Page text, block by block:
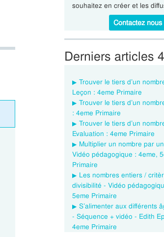
souhaitez en créer et les
Contactez nous
Derniers articles
Trouver le tiers d’un
Leçon : 4eme Primaire
Trouver le tiers d’un
: 4eme Primaire
Trouver le tiers d’un
Evaluation : 4eme Primaire
Multiplier un nombre par
Vidéo pédagogique : 4eme,
Primaire
Les nombres entiers /
divisibilité - Vidéo
5eme Primaire
S’alimenter aux différents
- Séquence + vidéo - Edith
4eme Primaire